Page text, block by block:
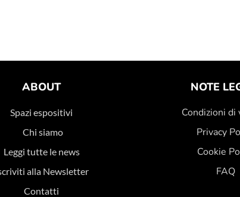
ABOUT
Spazi espositivi
Chi siamo
Leggi tutte le news
alla Newsletter
Contatti
NOTE
Condizioni di
Privacy
Cookie
FAQ